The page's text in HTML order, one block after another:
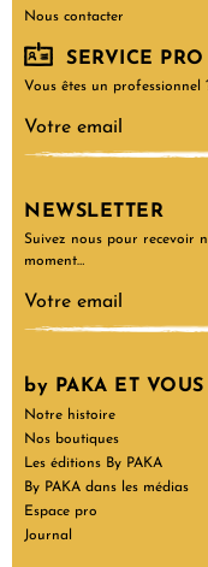
Nous contacter
SERVICE PRO
Vous êtes un professionnel
NEWSLETTER
Suivez nous pour recevoir
moment…
by PAKA ET VOUS
Notre histoire
Nos boutiques
Les éditions By PAKA
By PAKA dans les médias
Espace pro
Journal